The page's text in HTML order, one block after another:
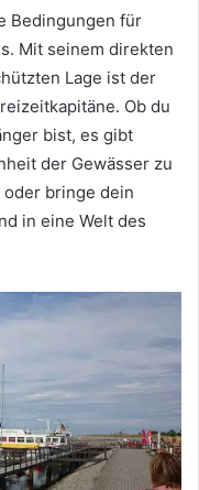
Bedingungen für
Mit seinem direkten
Lage ist der
Ob du
bist, es gibt
der Gewässer zu
bringe dein
in eine Welt des